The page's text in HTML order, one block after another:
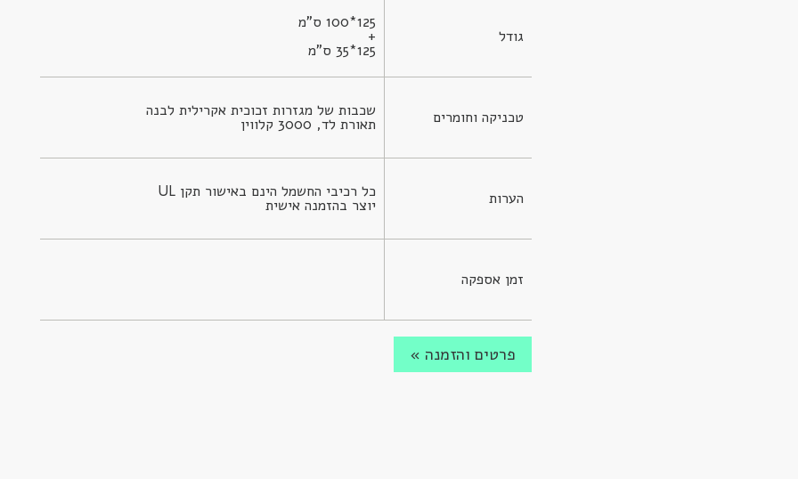
גודל
125*100 ס"מ
125*35 ס"מ
טכניקה וחומרים שכבות של מגזרות זכוכית אקרילית לבנה
תאורת לד, 3000 קלווין
הערות יוצר בהזמנה אישית
זמן אספקה
פרטים והזמנה »